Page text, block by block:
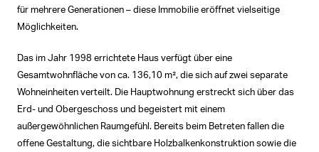
für mehrere Generationen – diese Immobilie eröffnet vielseitige
Möglichkeiten.
Das im Jahr 1998 errichtete Haus verfügt über eine
Gesamtwohnfläche von ca. 136,10 m², die sich auf zwei separate
Wohneinheiten verteilt. Die Hauptwohnung erstreckt sich über das
Erd- und Obergeschoss und begeistert mit einem
außergewöhnlichen Raumgefühl. Bereits beim Betreten fallen die
offene Gestaltung, die sichtbare Holzbalkenkonstruktion sowie die